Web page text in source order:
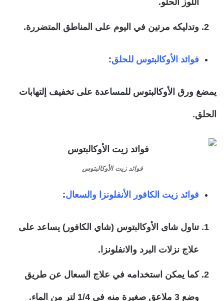
اللوز الحلو.
وتدليكه مرتين في اليوم على المناطق المتضررة.
فوائد الأوكالبتوس للحلق:
يمضغ ورق الأوكالبتوس للمساعدة على تخفيف إلتهابات
الحلق.
فوائد زيت الأوكالبتوس
فوائد زيت الكافور الأنفلونزا والسعال:
تناول شاى الأوكالبتوس (شاي الكافور) يساعد على
علاج نزلات البرد والانفلونزا.
كما يمكن استخدامه في علاج السعال عن طريق
وضع 3 ملاعق صغيرة منه في 1/4 لتر من الماء.